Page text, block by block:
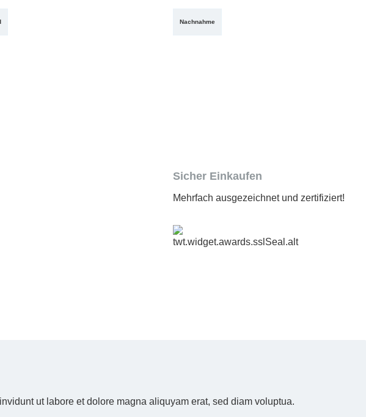
Nachnahme
Sicher Einkaufen
Mehrfach ausgezeichnet und zertifiziert!
ut labore et dolore magna aliquyam erat, sed diam voluptua.